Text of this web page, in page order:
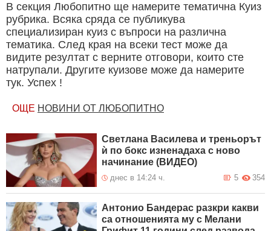
В секция Любопитно ще намерите тематична Куиз
рубрика. Всяка сряда се публикува
специализиран куиз с въпроси на различна
тематика. След края на всеки тест може да
видите резултат с верните отговори, които сте
натрупали. Другите куизове може да намерите
тук. Успех !
ОЩЕ НОВИНИ ОТ ЛЮБОПИТНО
Светлана Василева и треньорът
ѝ по бокс изненадаха с ново
начинание (ВИДЕО)
днес в 14:24 ч. 354
5
Антонио Бандерас разкри какви
са отношенията му с Мелани